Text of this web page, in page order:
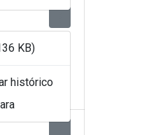
KB)
histórico